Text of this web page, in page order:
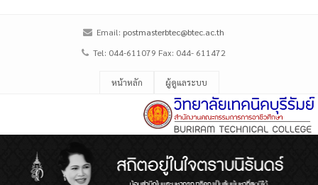
Email: postmasterbtec@btec.ac.th
Tel: 044-611079 Fax: 044- 611472
หน้าหลัก ผู้ดูแลระบบ